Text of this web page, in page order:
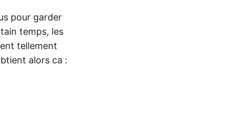
pour garder
temps, les
tellement
alors ca :